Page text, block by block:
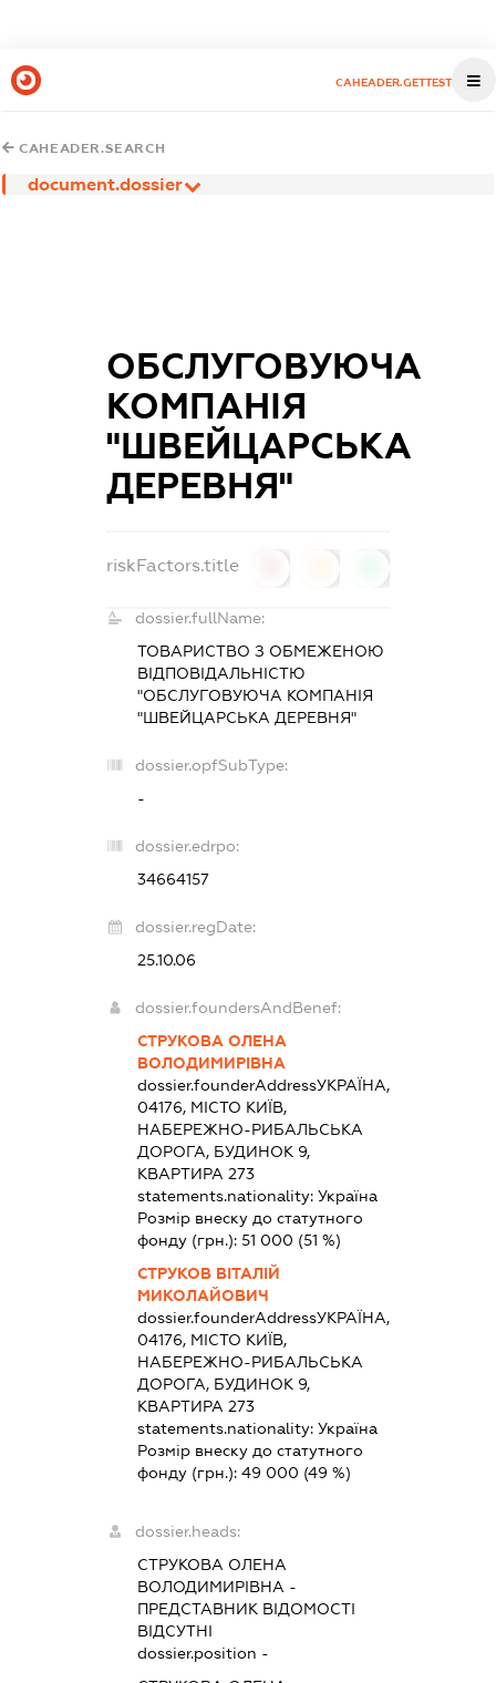
CAHEADER.GETTEST
CAHEADER.SEARCH
document.dossier
ОБСЛУГОВУЮЧА
КОМПАНІЯ
"ШВЕЙЦАРСЬКА
ДЕРЕВНЯ"
riskFactors.title
dossier.fullName:
ТОВАРИСТВО З ОБМЕЖЕНОЮ
ВІДПОВІДАЛЬНІСТЮ
"ОБСЛУГОВУЮЧА КОМПАНІЯ
"ШВЕЙЦАРСЬКА ДЕРЕВНЯ"
dossier.opfSubType:
-
dossier.edrpo:
34664157
dossier.regDate:
25.10.06
dossier.foundersAndBenef:
СТРУКОВА ОЛЕНА
ВОЛОДИМИРІВНА
dossier.founderAddressУКРАЇНА,
04176, МІСТО КИЇВ,
НАБЕРЕЖНО-РИБАЛЬСЬКА
ДОРОГА, БУДИНОК 9,
КВАРТИРА 273
statements.nationality: Україна
Розмір внеску до статутного
фонду (грн.): 51 000 (51 %)
СТРУКОВ ВІТАЛІЙ
МИКОЛАЙОВИЧ
dossier.founderAddressУКРАЇНА,
04176, МІСТО КИЇВ,
НАБЕРЕЖНО-РИБАЛЬСЬКА
ДОРОГА, БУДИНОК 9,
КВАРТИРА 273
statements.nationality: Україна
Розмір внеску до статутного
фонду (грн.): 49 000 (49 %)
dossier.heads:
СТРУКОВА ОЛЕНА
ВОЛОДИМИРІВНА -
ПРЕДСТАВНИК ВІДОМОСТІ
ВІДСУТНІ
dossier.position -